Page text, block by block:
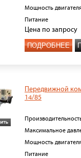
Мощность
Питание
Цена по запросу
ПОДРОБНЕЕ
Передвижной
14/85
Максимальное
Мощность
Питание